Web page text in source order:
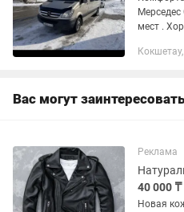
мест .
Вас могут
Реклама
40 000 ₸
Новая